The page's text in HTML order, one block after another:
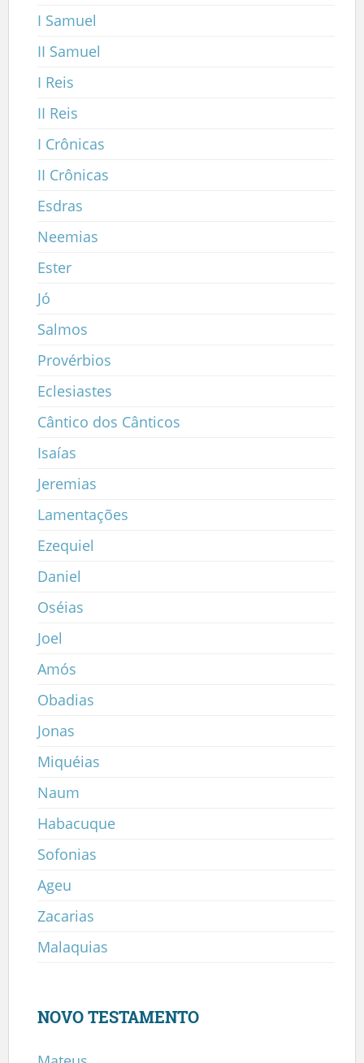
I Samuel
II Samuel
I Reis
II Reis
I Crônicas
II Crônicas
Esdras
Neemias
Ester
Jó
Salmos
Provérbios
Eclesiastes
Cântico dos Cânticos
Isaías
Jeremias
Lamentações
Ezequiel
Daniel
Oséias
Joel
Amós
Obadias
Jonas
Miquéias
Naum
Habacuque
Sofonias
Ageu
Zacarias
Malaquias
NOVO TESTAMENTO